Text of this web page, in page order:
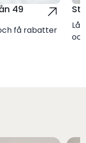
49
få rabatter